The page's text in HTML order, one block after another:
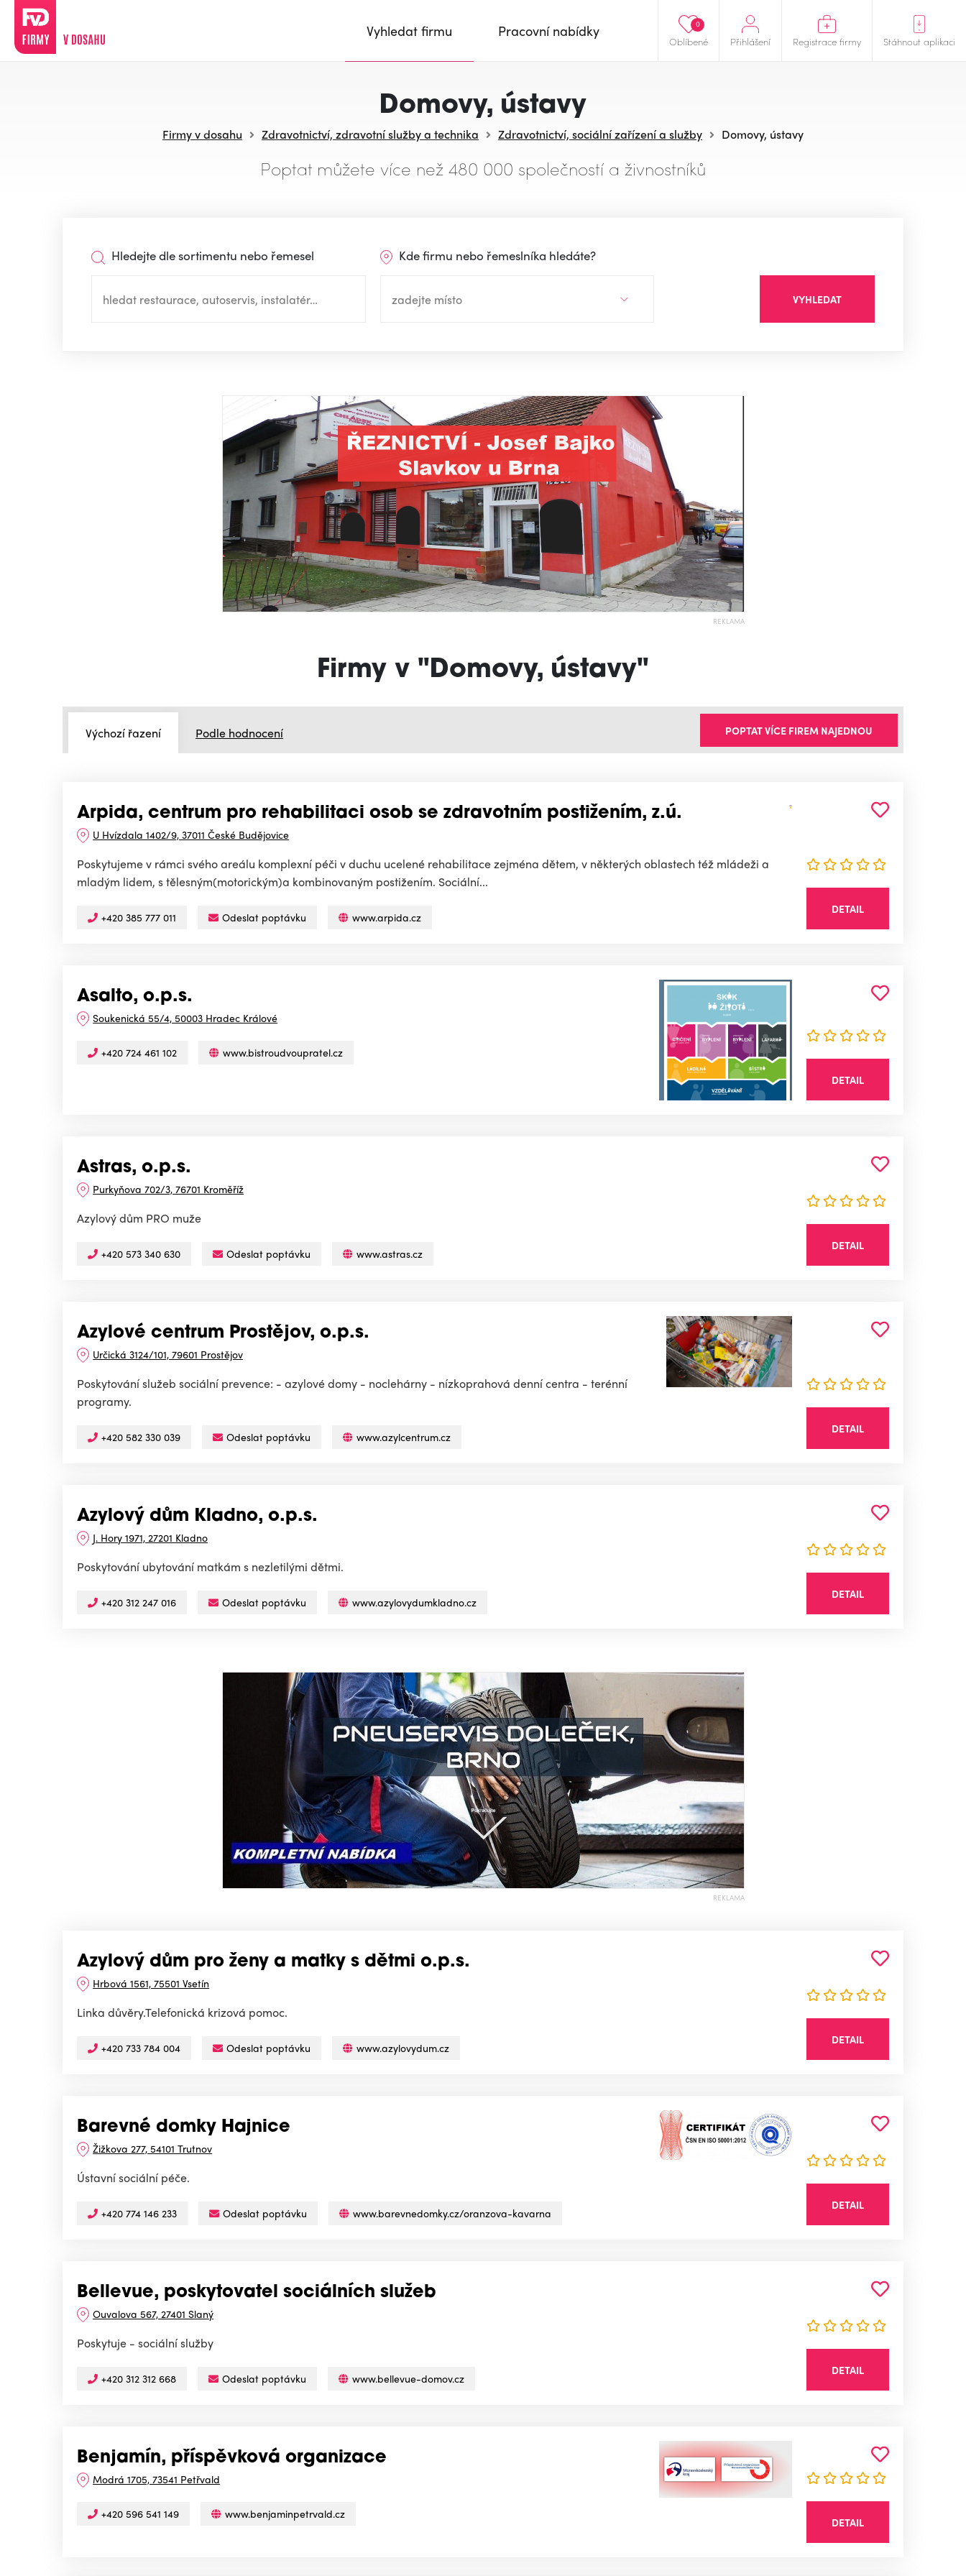
Oblíbené
0
Přihlášení Registrace firmy Stáhnout aplikaci
Vyhledat firmu Pracovní nabídky
Domovy, ústavy
Firmy v dosahu Zdravotnictví, zdravotní služby a technika Zdravotnictví, sociální zařízení a služby Domovy, ústavy
Poptat můžete více než 480 000 společností a živnostníků
Hledejte dle sortimentu nebo řemesel Kde firmu nebo řemeslníka hledáte?
VYHLEDAT
REKLAMA
Firmy v "Domovy, ústavy"
Výchozí řazení Podle hodnocení POPTAT VÍCE FIREM NAJEDNOU
Arpida, centrum pro rehabilitaci osob se zdravotním postižením, z.ú.
U Hvízdala 1402/9, 37011 České Budějovice
Poskytujeme v rámci svého areálu komplexní péči v duchu ucelené rehabilitace zejména dětem, v některých oblastech též mládeži a
mladým lidem, s tělesným(motorickým)a kombinovaným postižením. Sociální...
+420 385 777 011 Odeslat poptávku www.arpida.cz
DETAIL
Asalto, o.p.s.
Soukenická 55/4, 50003 Hradec Králové
+420 724 461 102
www.bistroudvoupratel.cz
DETAIL
Astras, o.p.s.
Purkyňova 702/3, 76701 Kroměříž
Azylový dům PRO muže
+420 573 340 630 Odeslat poptávku www.astras.cz
DETAIL
Azylové centrum Prostějov, o.p.s.
Určická 3124/101, 79601 Prostějov
Poskytování služeb sociální prevence: - azylové domy - noclehárny - nízkoprahová denní centra - terénní
programy.
+420 582 330 039 Odeslat poptávku www.azylcentrum.cz
DETAIL
Azylový dům Kladno, o.p.s.
J. Hory 1971, 27201 Kladno
Poskytování ubytování matkám s nezletilými dětmi.
+420 312 247 016 Odeslat poptávku www.azylovydumkladno.cz
DETAIL
REKLAMA
Azylový dům pro ženy a matky s dětmi o.p.s.
Hrbová 1561, 75501 Vsetín
Linka důvěry.Telefonická krizová pomoc.
+420 733 784 004 Odeslat poptávku www.azylovydum.cz
DETAIL
Barevné domky Hajnice
Žižkova 277, 54101 Trutnov
Ústavní sociální péče.
+420 774 146 233 Odeslat poptávku www.barevnedomky.cz/oranzova-kavarna
DETAIL
Bellevue, poskytovatel sociálních služeb
Ouvalova 567, 27401 Slaný
Poskytuje - sociální služby
+420 312 312 668 Odeslat poptávku www.bellevue-domov.cz
DETAIL
Benjamín, příspěvková organizace
Modrá 1705, 73541 Petřvald
+420 596 541 149 www.benjaminpetrvald.cz
DETAIL